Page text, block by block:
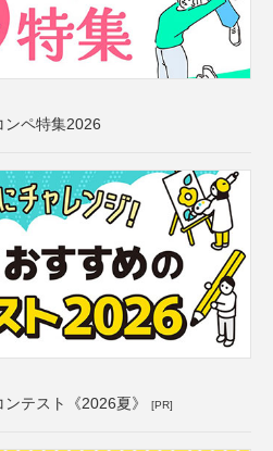
ンペ特集2026
テスト《2026夏》 [PR]